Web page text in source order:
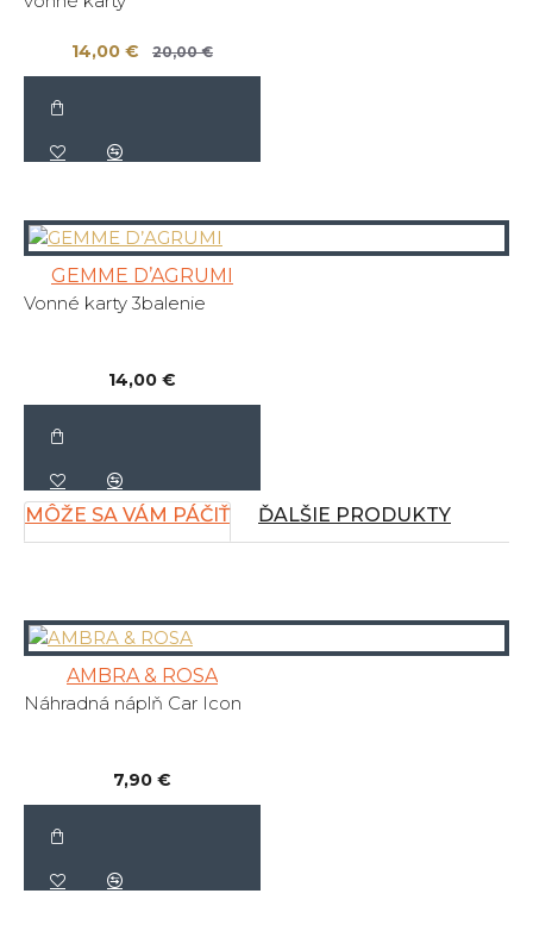
14,00 € 20,00 €
GEMME D’AGRUMI
Vonné karty 3balenie
14,00 €
MÔŽE SA VÁM PÁČIŤ ĎALŠIE PRODUKTY
AMBRA & ROSA
Náhradná náplň Car Icon
7,90 €